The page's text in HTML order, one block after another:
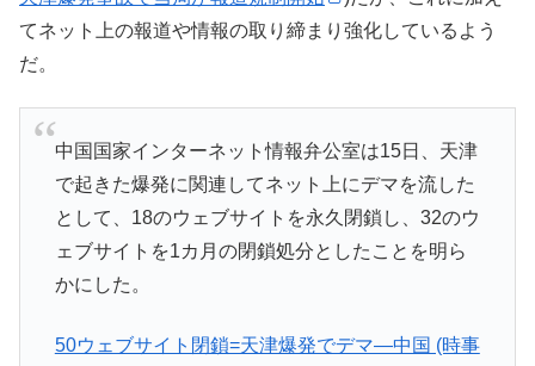
てネット上の報道や情報の取り締まり強化しているよう
だ。
中国国家インターネット情報弁公室は15日、天津
で起きた爆発に関連してネット上にデマを流した
として、18のウェブサイトを永久閉鎖し、32のウ
ェブサイトを1カ月の閉鎖処分としたことを明ら
かにした。
50ウェブサイト閉鎖=天津爆発でデマ―中国 (時事